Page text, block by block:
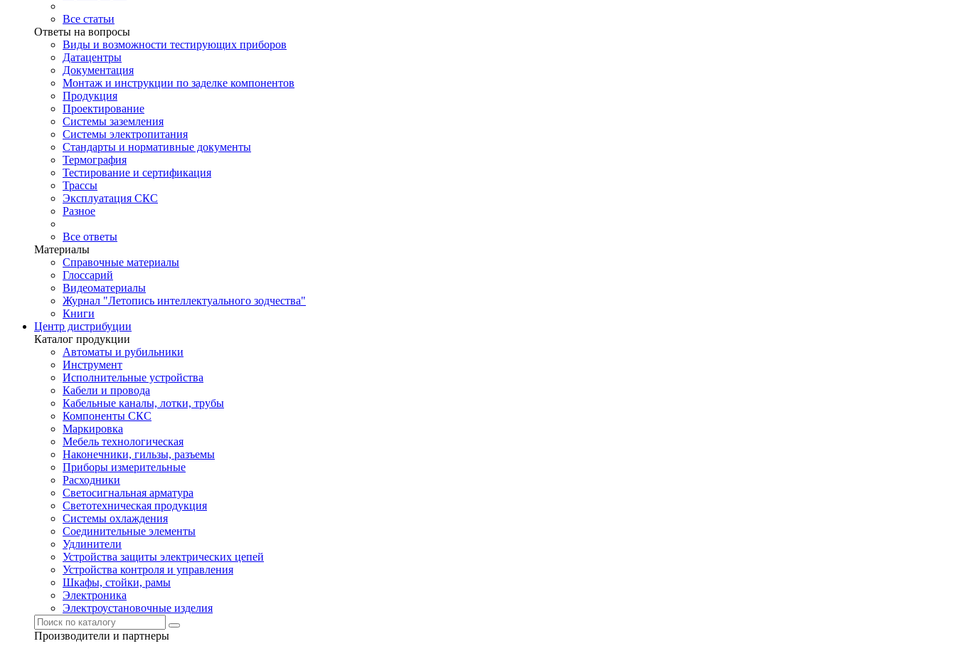
Все статьи
Ответы на вопросы
Виды и возможности тестирующих приборов
Датацентры
Документация
Монтаж и инструкции по заделке компонентов
Продукция
Проектирование
Системы заземления
Системы электропитания
Стандарты и нормативные документы
Термография
Тестирование и сертификация
Трассы
Эксплуатация СКС
Разное
Все ответы
Материалы
Справочные материалы
Глоссарий
Видеоматериалы
Журнал "Летопись интеллектуального зодчества"
Книги
Центр дистрибуции
Каталог продукции
Автоматы и рубильники
Инструмент
Исполнительные устройства
Кабели и провода
Кабельные каналы, лотки, трубы
Компоненты СКС
Маркировка
Мебель технологическая
Наконечники, гильзы, разъемы
Приборы измерительные
Расходники
Светосигнальная арматура
Светотехническая продукция
Системы охлаждения
Соединительные элементы
Удлинители
Устройства защиты электрических цепей
Устройства контроля и управления
Шкафы, стойки, рамы
Электроника
Электроустановочные изделия
Производители и партнеры